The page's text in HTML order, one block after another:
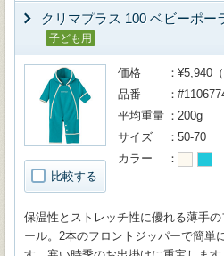
クリマプラス 100 ベビーポー
子ども用
比較する
価格
¥5,940（
品番
平均重量
200g
サイズ
50-70
カラー
保温性とストレッチ性に優れる薄手
ール。2本のフロントジッパーで簡単